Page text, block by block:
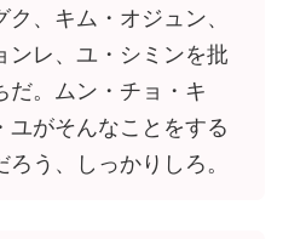
ク、キム・オジュン、
ンレ、ユ・シミンを批
だ。ムン・チョ・キ
ユがそんなことをする
う、しっかりしろ。